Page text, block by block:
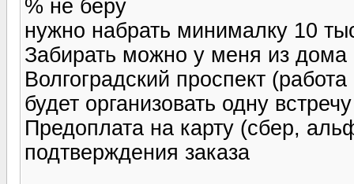
% не беру
нужно набрать минималку 10
Забирать можно у меня из
Волгоградский проспект
будет организовать одну
Предоплата на карту (сбер,
подтверждения заказа